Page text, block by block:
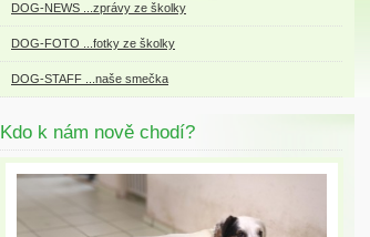
DOG-NEWS ...zprávy ze školky
DOG-FOTO ...fotky ze školky
DOG-STAFF ...naše smečka
Kdo k nám nově chodí?